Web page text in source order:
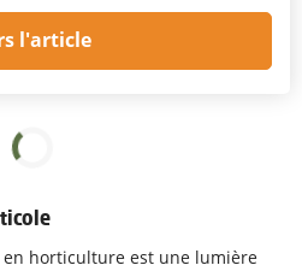
l'article
horticulture est une lumière